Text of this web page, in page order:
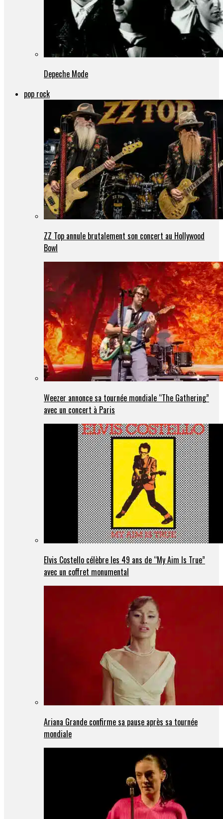
Depeche Mode
pop rock
ZZ Top annule brutalement son concert au Hollywood
Bowl
Weezer annonce sa tournée mondiale “The Gathering”
avec un concert à Paris
Elvis Costello célèbre les 49 ans de “My Aim Is True”
avec un coffret monumental
Ariana Grande confirme sa pause après sa tournée
mondiale